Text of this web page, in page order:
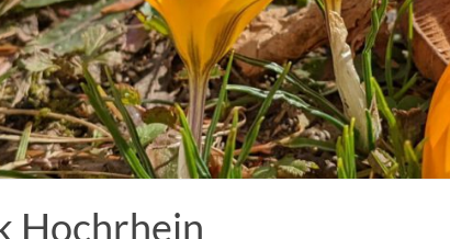
Hochrhein